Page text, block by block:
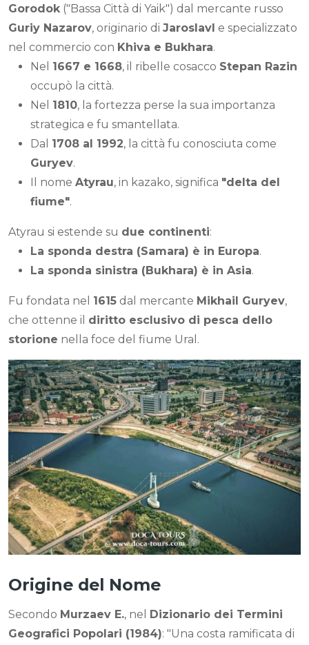
Gorodok("Bassa Città di Yaik") dal mercante russo
Guriy Nazarov, originario di Jaroslavl e specializzato
nel commercio con Khiva e Bukhara.
Nel 1667 e 1668, il ribelle cosacco Stepan Razin
occupò la città.
Nel 1810, la fortezza perse la sua importanza
strategica e fu smantellata.
Dal 1708 al 1992, la città fu conosciuta come
Guryev.
Il nome Atyrau, in kazako, significa "delta del
fiume".
Atyrau si estende su due continenti:
La sponda destra (Samara) è in Europa.
La sponda sinistra (Bukhara) è in Asia.
Fu fondata nel 1615 dal mercante Mikhail Guryev,
che ottenne il diritto esclusivo di pesca dello
storione nella foce del fiume Ural.
Origine del Nome
Secondo Murzaev E., nel Dizionario dei Termini
Geografici Popolari (1984): "Una costa ramificata di